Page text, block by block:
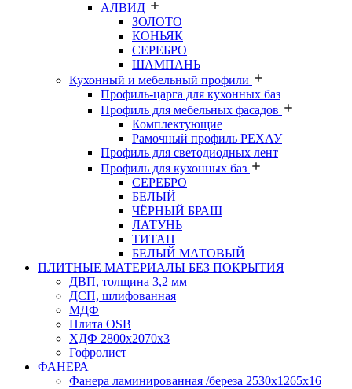
АЛВИД
ЗОЛОТО
КОНЬЯК
СЕРЕБРО
ШАМПАНЬ
Кухонный и мебельный профили
Профиль-царга для кухонных баз
Профиль для мебельных фасадов
Комплектующие
Рамочный профиль РЕХАУ
Профиль для светодиодных лент
Профиль для кухонных баз
СЕРЕБРО
БЕЛЫЙ
ЧЁРНЫЙ БРАШ
ЛАТУНЬ
ТИТАН
БЕЛЫЙ МАТОВЫЙ
ПЛИТНЫЕ МАТЕРИАЛЫ БЕЗ ПОКРЫТИЯ
ДВП, толщина 3,2 мм
ДСП, шлифованная
МДФ
Плита OSB
ХДФ 2800х2070х3
Гофролист
ФАНЕРА
Фанера ламинированная /береза 2530х1265х16